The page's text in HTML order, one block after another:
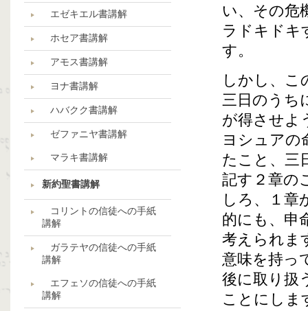
エゼキエル書講解
ホセア書講解
アモス書講解
ヨナ書講解
ハバクク書講解
ゼファニヤ書講解
マラキ書講解
新約聖書講解
コリントの信徒への手紙
講解
ガラテヤの信徒への手紙
講解
エフェソの信徒への手紙
講解
い、その危
ラドキドキ
す。
しかし、こ
三日のうち
が得させよ
ヨシュアの
たこと、三
記す２章の
しろ、１章
的にも、申
考えられま
意味を持っ
後に取り扱
ことにしま